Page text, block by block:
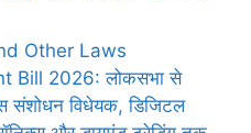
Other Laws
Bill 2026: लोकसभा से
संशोधन विधेयक, डिजिटल